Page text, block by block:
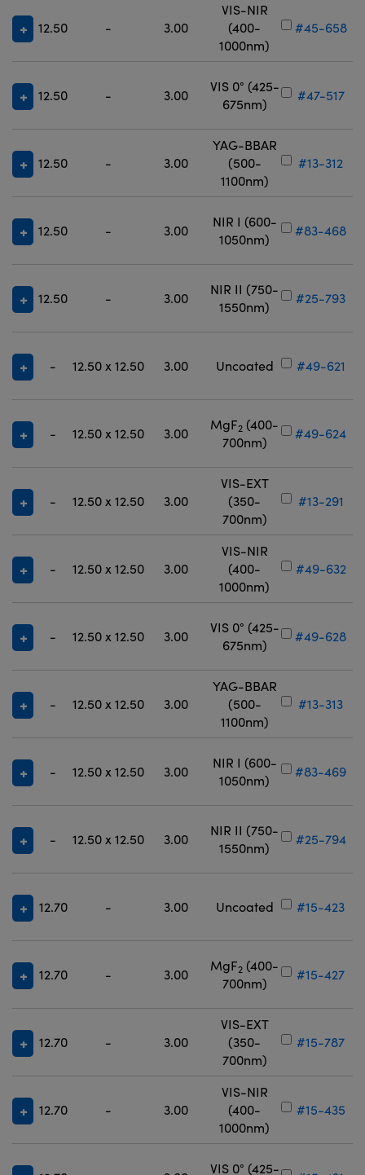
12.50 - 3.00
VIS-NIR
(400-
1000nm)
#45-658
12.50 - 3.00
VIS 0° (425-
675nm)
#47-517
12.50 - 3.00
YAG-BBAR
(500-
1100nm)
#13-312
12.50 - 3.00
NIR I (600-
1050nm)
#83-468
12.50 - 3.00
NIR II (750-
1550nm)
#25-793
- 12.50 x 12.50 3.00 Uncoated #49-621
- 12.50 x 12.50 3.00
MgF2 (400-
700nm)
#49-624
- 12.50 x 12.50 3.00
VIS-EXT
(350-
700nm)
#13-291
- 12.50 x 12.50 3.00
VIS-NIR
(400-
1000nm)
#49-632
- 12.50 x 12.50 3.00
VIS 0° (425-
675nm)
#49-628
- 12.50 x 12.50 3.00
YAG-BBAR
(500-
1100nm)
#13-313
- 12.50 x 12.50 3.00
NIR I (600-
1050nm)
#83-469
- 12.50 x 12.50 3.00
NIR II (750-
1550nm)
#25-794
12.70 - 3.00 Uncoated #15-423
12.70 - 3.00
MgF2 (400-
700nm)
#15-427
12.70 - 3.00
VIS-EXT
(350-
700nm)
#15-787
12.70 - 3.00
VIS-NIR
(400-
1000nm)
#15-435
VIS 0° (425-